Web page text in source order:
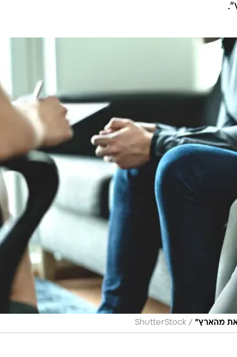
מהארץ" /
ShutterStock